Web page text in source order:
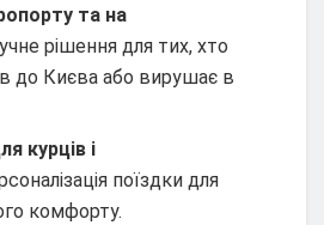
та на
рішення для тих, хто
до Києва або вирушає в
курців і
поїздки для
комфорту.